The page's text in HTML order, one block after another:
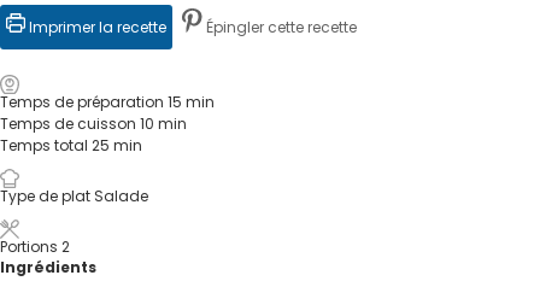
Imprimer la recette Épingler cette recette
Temps de préparation 15 min
Temps de cuisson 10 min
Temps total 25 min
Type de plat Salade
Portions 2
Ingrédients